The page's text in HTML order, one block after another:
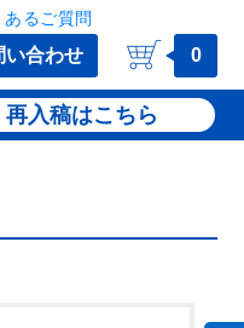
あるご質問
い合わせ 0
再入稿